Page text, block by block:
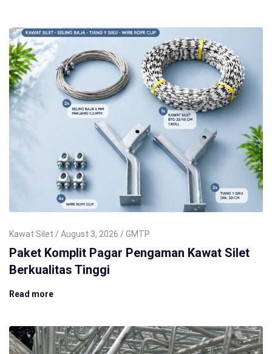
Kawat Silet August 3, 2026 GMTP
Paket Komplit Pagar Pengaman Kawat Silet
Berkualitas Tinggi
Read more